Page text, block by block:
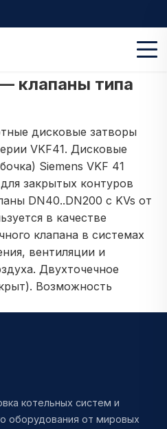
клапаны типа
дисковые затворы
VKF41. Дисковые
Siemens VKF 41
закрытых контуров
DN40..DN200 c KVs от
в качестве
клапана в системах
вентиляции и
Двухточечное
Возможность
котельных систем и
оборудования от мировых